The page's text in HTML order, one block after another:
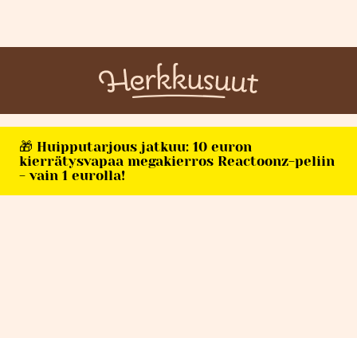
🎁 Huipputarjous jatkuu: 10 euron
kierrätysvapaa megakierros Reactoonz-peliin
- vain 1 eurolla!